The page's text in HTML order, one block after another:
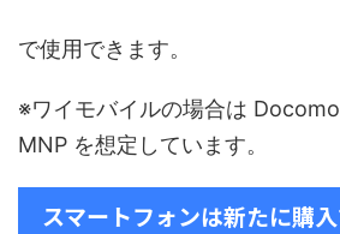
で使用できます。
※ワイモバイルの場合は
MNP を想定しています。
スマートフォンは新たに購入